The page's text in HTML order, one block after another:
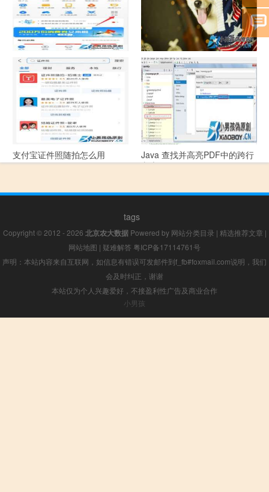
支付宝怎么拍违章挣钱？
宠物定位器app开发可以解决哪
些问题？
支付宝证件照随拍怎么用
Java 查找并高亮PDF中的跨行
文本
tags
Copyright © 2012 - 2026 北京农大数据Powered by 网站分类目录 | 精选推荐文章 |
网站地图 | 疑难解答 粤ICP备17114761号
声明：本站内容来自互联网，如信息有错误可发邮件到f_fb#foxmail.com说明，我们
会及时纠正，谢谢
本站仅为个人兴趣爱好，不接盈利性广告及商业合作
小男孩